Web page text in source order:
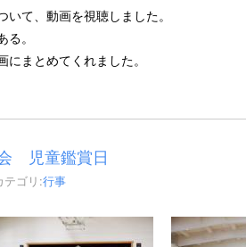
て、動画を視聴しました。
。
まとめてくれました。
児童鑑賞日
ゴリ:行事